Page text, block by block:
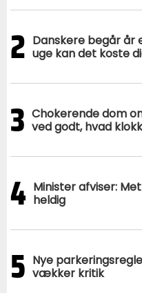
2 Danskere begår år
uge kan det koste
3 Chokerende dom
ved godt, hvad
4 Minister afviser:
heldig
5 Nye
vækker kritik